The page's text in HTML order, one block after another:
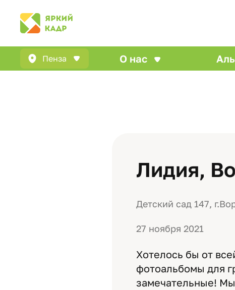
Пенза О нас
Лидия,
Детский сад 147,
27 ноября 2021
Хотелось бы от
фотоальбомы для
замечательные!